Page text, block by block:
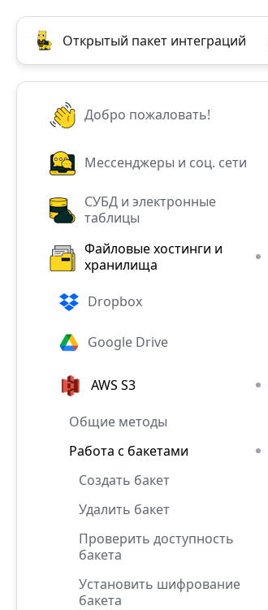
Открытый пакет интеграций
Добро пожаловать!
Мессенджеры и соц. сети
СУБД и электронные
таблицы
Файловые хостинги и
хранилища
Dropbox
Google Drive
AWS S3
Общие методы
Работа с бакетами
Создать бакет
Удалить бакет
Проверить доступность
бакета
Установить шифрование
бакета